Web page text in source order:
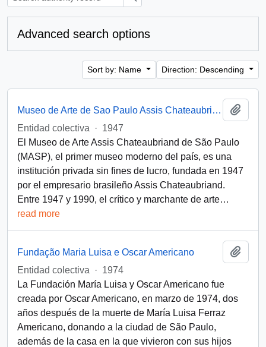
Advanced search options
Sort by: Name Direction: Descending
Museo de Arte de Sao Paulo Assis Chateaubriand (Brasil)
Entidad colectiva
· 1947
El Museo de Arte Assis Chateaubriand de São Paulo
(MASP), el primer museo moderno del país, es una
institución privada sin fines de lucro, fundada en 1947
por el empresario brasileño Assis Chateaubriand.
Entre 1947 y 1990, el crítico y marchante de arte…
read more
Fundação Maria Luisa e Oscar Americano
Entidad colectiva
· 1974
La Fundación María Luisa y Oscar Americano fue
creada por Oscar Americano, en marzo de 1974, dos
años después de la muerte de María Luisa Ferraz
Americano, donando a la ciudad de São Paulo,
además de la casa en la que vivieron con sus hijos